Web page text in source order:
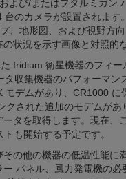
よび/またはプタルミガン
のカメラが設置されま
、地形図、および視野方
状況を示す画像と対照的
Iridium 衛星機器のフィ
収集機器のパフォーマ
モデムがあり、CR1000
クされた追加のモデムが
タを取得します。現在
も開始する予定です。
の他の機器の低温性能
パネル、風力発電機の